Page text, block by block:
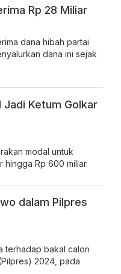
Rp 28 Miliar
dana hibah partai
dana ini sejak
Ketum Golkar
modal untuk
hingga Rp 600 miliar.
dalam Pilpres
terhadap bakal calon
2024, pada